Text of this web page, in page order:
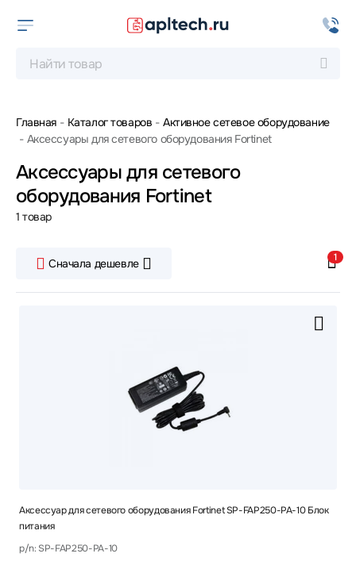
Главная Каталог товаров
Активное сетевое оборудование
Аксессуары для сетевого оборудования Fortinet
Аксессуары для сетевого
оборудования Fortinet
1 товар
Сначала дешевле 1
Аксессуар для сетевого оборудования Fortinet SP-FAP250-PA-10 Блок
питания
p/n: SP-FAP250-PA-10